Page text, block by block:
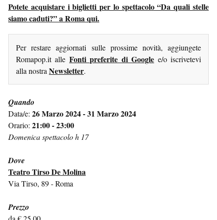
Potete acquistare i biglietti per lo spettacolo “Da quali stelle
siamo caduti?” a Roma qui.
Per restare aggiornati sulle prossime novità, aggiungete
Romapop.it alle Fonti preferite di Google e/o iscrivetevi
alla nostra Newsletter.
Quando
Data/e: 26 Marzo 2024 - 31 Marzo 2024
Orario: 21:00 - 23:00
Domenica spettacolo h 17
Dove
Teatro Tirso De Molina
Via Tirso, 89 - Roma
Prezzo